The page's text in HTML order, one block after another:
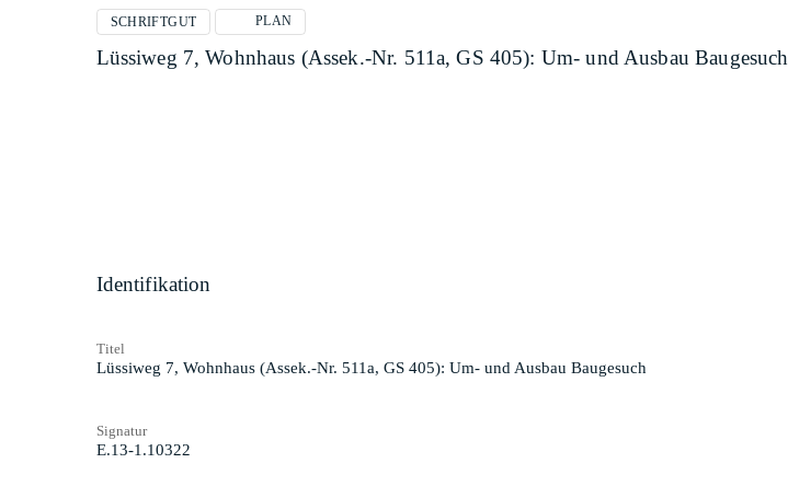
SCHRIFTGUT PLAN
Lüssiweg 7, Wohnhaus (Assek.-Nr. 511a, GS 405): Um- und Ausbau Baugesuch
Identifikation
Titel
Lüssiweg 7, Wohnhaus (Assek.-Nr. 511a, GS 405): Um- und Ausbau Baugesuch
Signatur
E.13-1.10322